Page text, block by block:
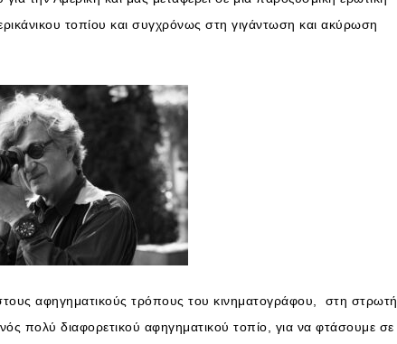
τοπίου και συγχρόνως στη γιγάντωση και ακύρωση
αφηγηματικούς τρόπους του κινηματογράφου, στη στρωτή
πολύ διαφορετικού αφηγηματικού τοπίο, για να φτάσουμε σε